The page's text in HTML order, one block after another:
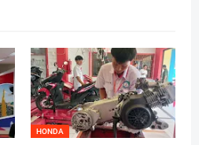
HONDA